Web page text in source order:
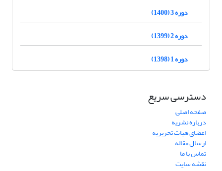
دوره 3 (1400)
دوره 2 (1399)
دوره 1 (1398)
دسترسی سریع
صفحه اصلی
درباره نشریه
اعضای هیات تحریریه
ارسال مقاله
تماس با ما
نقشه سایت